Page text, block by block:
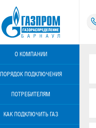
О КОМПАНИИ
ПОРЯДОК ПОДКЛЮЧЕНИЯ
ПОТРЕБИТЕЛЯМ
КАК ПОДКЛЮЧИТЬ ГАЗ